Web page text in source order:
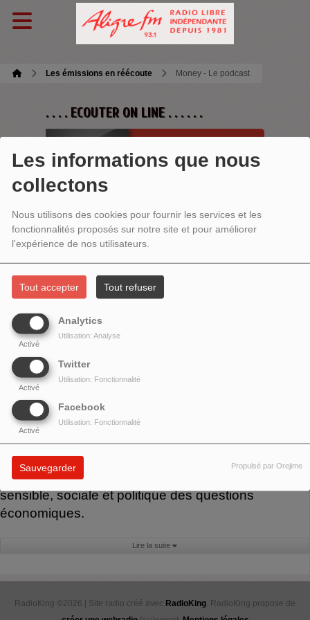
Les informations que nous
collectons
Nous utilisons des cookies pour fournir les services et les
fonctionnalités proposés sur notre site et pour améliorer
l'expérience de nos utilisateurs.
Tout accepter Tout refuser
Analytics
Activé
Utilisation: Analyse
Twitter
Activé
Utilisation: Fonctionnalité
Facebook
Activé
Utilisation: Fonctionnalité
Sauvegarder Propulsé par Orejime
Les émissions en réécoute Money - Le podcast
. . . . ECOUTER ON LINE . . . . . .
MONEY - LE PODCAST
inégalités, ses violences, mais aussi ses
alternatives. Parce que ce qui compte ne peut pas
toujours être compté, Money propose une approche
sensible, sociale et politique des questions
économiques.
Lire la suite
RadioKing ©2026 | Site radio créé avec RadioKing. RadioKing propose de